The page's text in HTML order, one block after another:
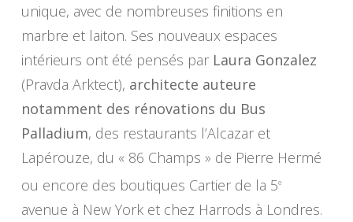
unique, avec de nombreuses finitions en
marbre et laiton. Ses nouveaux espaces
intérieurs ont été pensés par Laura Gonzalez
(Pravda Arktect), architecte auteure
notamment des rénovations du Bus
Palladium, des restaurants l’Alcazar et
Lapérouze, du « 86 Champs » de Pierre Hermé
ou encore des boutiques Cartier de la 5e
avenue à New York et chez Harrods à Londres.